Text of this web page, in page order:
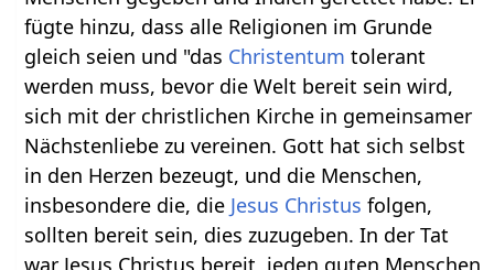
fügte hinzu, dass alle Religionen im Grunde
gleich seien und "das Christentum tolerant
werden muss, bevor die Welt bereit sein wird,
sich mit der christlichen Kirche in gemeinsamer
Nächstenliebe zu vereinen. Gott hat sich selbst
in den Herzen bezeugt, und die Menschen,
insbesondere die, die Jesus Christus folgen,
sollten bereit sein, dies zuzugeben. In der Tat
war Jesus Christus bereit, jeden guten Menschen